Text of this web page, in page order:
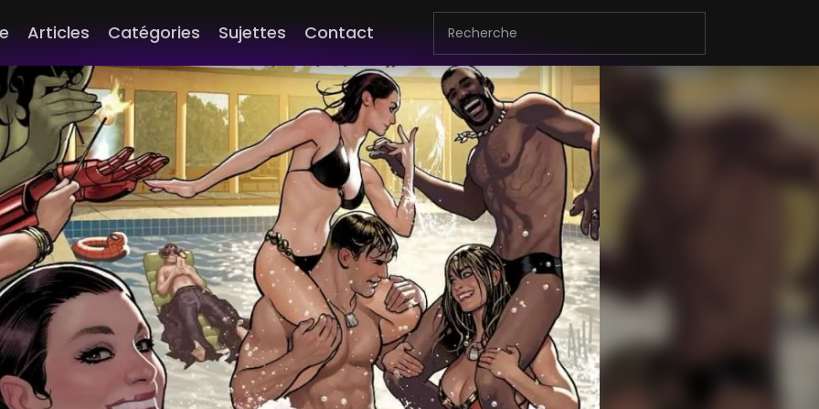
Articles Catégories Sujettes Contact